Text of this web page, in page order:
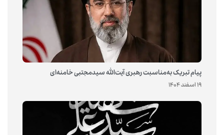
پیام تبریک به‌مناسبت رهبری آیت‌الله سیدمجتبی خامنه‌ای
19 اسفند 1404